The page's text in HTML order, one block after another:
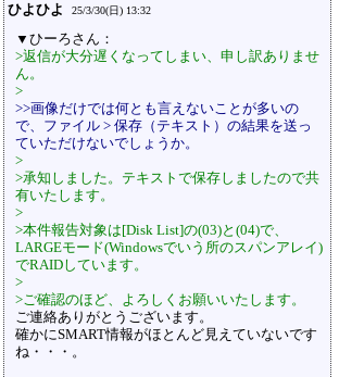
ひよひよ 25/3/30(日) 13:32
▼ひーろさん：
>返信が大分遅くなってしまい、申し訳ありませ
ん。
>
>>画像だけでは何とも言えないことが多いの
で、ファイル > 保存（テキスト）の結果を送っ
ていただけないでしょうか。
>
>承知しました。テキストで保存しましたので共
有いたします。
>
>本件報告対象は[Disk List]の(03)と(04)で、
LARGEモード(Windowsでいう所のスパンアレイ)
でRAIDしています。
>
>ご確認のほど、よろしくお願いいたします。
ご連絡ありがとうございます。
確かにSMART情報がほとんど見えていないです
ね・・・。